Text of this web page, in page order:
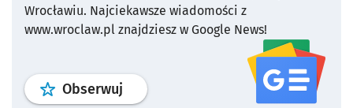
Wrocławiu. Najciekawsze wiadomości z
www.wroclaw.pl znajdziesz w Google News!
Obserwuj profil serwisu